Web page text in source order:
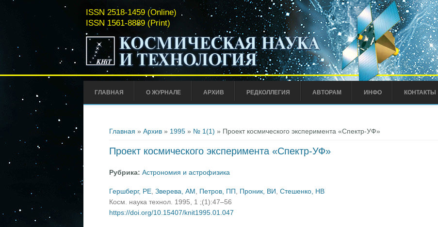
ISSN 2518-1459 (Online)
ISSN 1561-8889 (Print)
ГЛАВНАЯ О ЖУРНАЛЕ АРХИВ РЕДКОЛЛЕГИЯ АВТОРАМ ИНФО КОНТАКТЫ
Главная » Архив» 1995» № 1(1) » Проект космического эксперимента «Спектр-УФ»
Проект космического эксперимента «Спектр-УФ»
Рубрика: Астрономия и астрофизика
Гершберг, РЕ, Зверева, АМ, Петров, ПП, Проник, ВИ, Стешенко, НВ
Косм. наука технол. 1995, 1 ;(1):47–56
https://doi.org/10.15407/knit1995.01.047